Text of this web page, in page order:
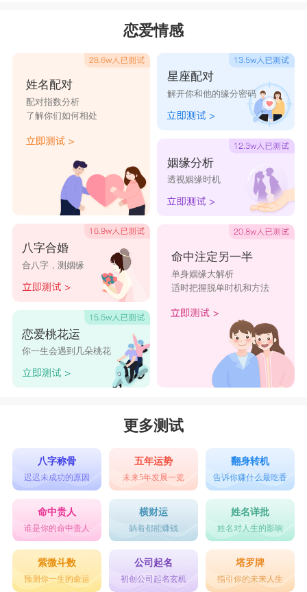
合
花
凉
期
落
今夜不
眠夜
星雨
墨舞红
风软一
江水
南音北
约
一壶温
梦
穿心玫
瑰
一念执
水晶之
青山一
醉意流
水木清
华
披星戴
月
花
恋爱情感
姓名配对
配对指数分析
了解你们如何相处
八字合婚
合八字，测姻缘
恋爱桃花运
你一生会遇到几朵桃花
星座配对
解开你和他的缘分密码
姻缘分析
透视姻缘时机
命中注定另一半
单身姻缘大解析
适时把握脱单时机和方法
更多测试
八字称骨
迟迟未成功的原因
五年运势
未来5年发展一览
翻身转机
告诉你赚什么最吃香
命中贵人
谁是你的命中贵人
横财运
躺着都能赚钱
姓名详批
姓名对人生的影响
紫微斗数
预测你一生的命运
公司起名
初创公司起名玄机
塔罗牌
指引你的未来人生